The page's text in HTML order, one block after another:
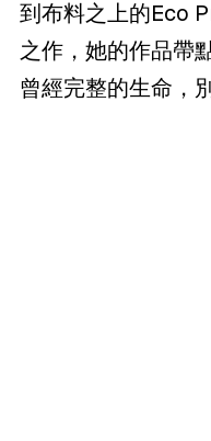
到布料之上的Eco
之作，她的作品帶
曾經完整的生命，